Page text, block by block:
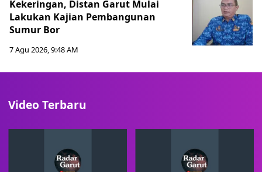
Kekeringan, Distan Garut Mulai
Lakukan Kajian Pembangunan
Sumur Bor
7 Agu 2026, 9:48 AM
Video Terbaru